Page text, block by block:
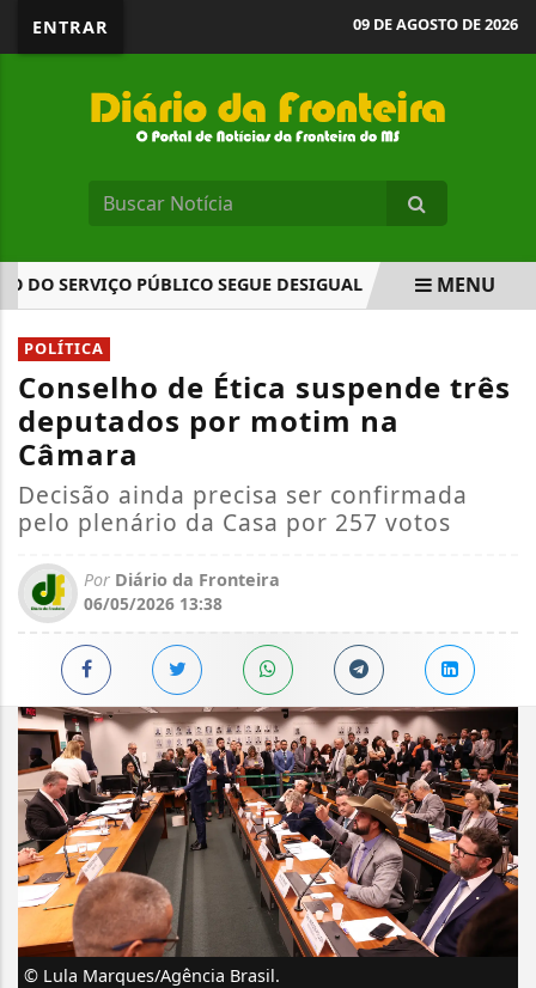
ENTRAR 09 DE AGOSTO DE 2026
SERVIÇO PÚBLICO SEGUE DESIGUAL COMISSÃO
EM ALTA
MENU
POLÍTICA
Conselho de Ética suspende três
deputados por motim na
Câmara
Decisão ainda precisa ser confirmada
pelo plenário da Casa por 257 votos
Por Diário da Fronteira
06/05/2026 13:38
© Lula Marques/Agência Brasil.